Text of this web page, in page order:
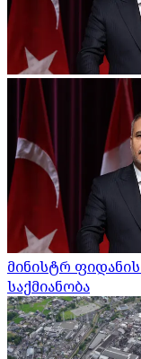
მინისტრ
საქმიანობა